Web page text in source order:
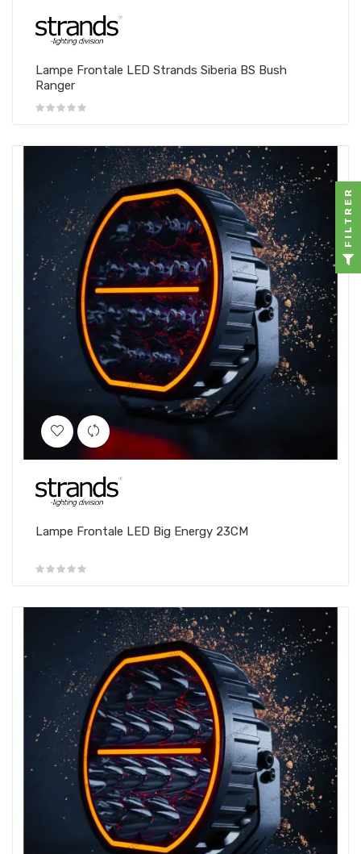
Lampe Frontale LED Strands Siberia BS Bush
Ranger
Lampe Frontale LED Big Energy 23CM
FILTRER